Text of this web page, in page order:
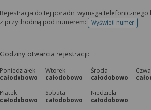
Rejestracja do tej poradni wymaga telefonicznego
z przychodnią pod numerem:
Wyświetl numer
telefonu do
Godziny otwarcia rejestracji:
Poniedziałek
całodobowo
Wtorek
całodobowo
Środa
całodobowo
Piątek
całodobowo
Sobota
całodobowo
Niedziela
całodobowo